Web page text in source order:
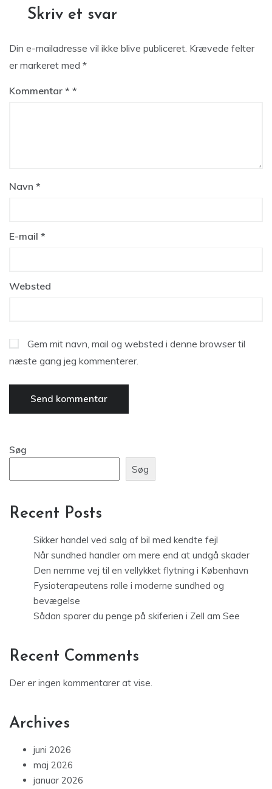
Skriv et svar
Din e-mailadresse vil ikke blive publiceret. Krævede felter
er markeret med *
Kommentar *
Navn *
E-mail *
Websted
Gem mit navn, mail og websted i denne browser til
næste gang jeg kommenterer.
Søg
Søg
Recent Posts
Sikker handel ved salg af bil med kendte fejl
Når sundhed handler om mere end at undgå skader
Den nemme vej til en vellykket flytning i København
Fysioterapeutens rolle i moderne sundhed og
bevægelse
Sådan sparer du penge på skiferien i Zell am See
Recent Comments
Der er ingen kommentarer at vise.
Archives
juni 2026
maj 2026
januar 2026